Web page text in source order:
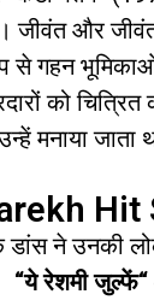
जीवंत और
से गहन
को
मनाया जाता
Hit
ने उनकी
“ये रेशमी जुल्फें“